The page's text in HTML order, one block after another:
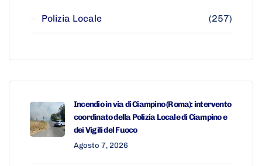
Polizia Locale (257)
Incendio in via di Ciampino (Roma): intervento
coordinato della Polizia Locale di Ciampino e
dei Vigili del Fuoco
Agosto 7, 2026